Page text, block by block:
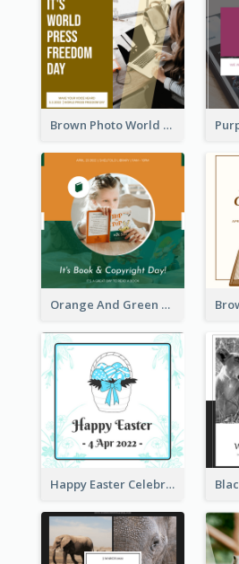
Brown Photo World Press Freedom Day Instagram Post
Orange And Green Photo Book And Copyright Day Instagram Post
Happy Easter Celebration Instagram Post